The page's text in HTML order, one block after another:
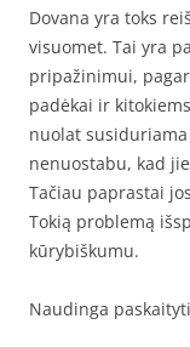
Dovana yra toks
visuomet. Tai yra
pripažinimui,
padėkai ir
nuolat
nenuostabu, kad
Tačiau paprastai
Tokią problemą
kūrybiškumu.
Naudinga